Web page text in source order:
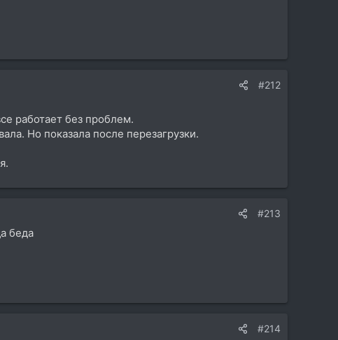
#212
работает без проблем.
Но показала после перезагрузки.
#213
беда
#214